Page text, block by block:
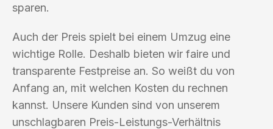
sparen.
Auch der Preis spielt bei einem Umzug eine
wichtige Rolle. Deshalb bieten wir faire und
transparente Festpreise an. So weißt du von
Anfang an, mit welchen Kosten du rechnen
kannst. Unsere Kunden sind von unserem
unschlagbaren Preis-Leistungs-Verhältnis